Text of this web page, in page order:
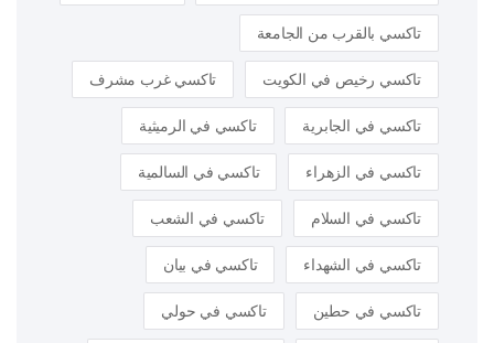
تاكسي بالقرب من الجامعة
تاكسي رخيص في الكويت تاكسي غرب مشرف
تاكسي في الجابرية تاكسي في الرميثية
تاكسي في الزهراء تاكسي في السالمية
تاكسي في السلام تاكسي في الشعب
تاكسي في الشهداء تاكسي في بيان
تاكسي في حطين تاكسي في حولي